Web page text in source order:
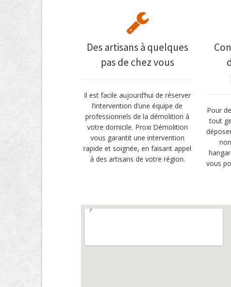
Des artisans à quelques
pas de chez vous
Il est facile aujourd’hui de réserver
l’intervention d’une équipe de
professionnels de la démolition à
votre domicile. Proxi Démolition
vous garantit une intervention
rapide et soignée, en faisant appel
à des artisans de votre région.
Pour
tout
vous